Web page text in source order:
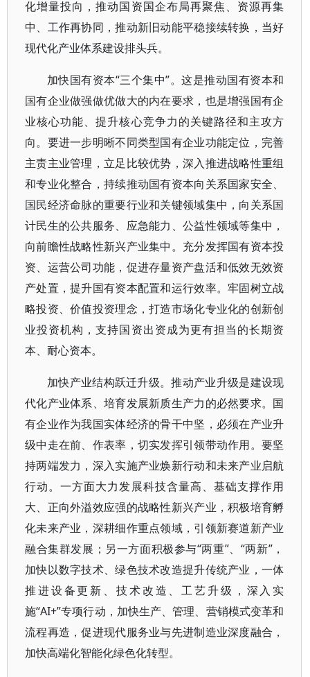
化增量投向，推动国资国企布局再聚焦、资源再集
中、工作再协同，推动新旧动能平稳接续转换，当好
现代化产业体系建设排头兵。
加快国有资本“三个集中”。这是推动国有资本和
国有企业做强做优做大的内在要求，也是增强国有企
业核心功能、提升核心竞争力的关键路径和主攻方
向。要进一步明晰不同类型国有企业功能定位，完善
主责主业管理，立足比较优势，深入推进战略性重组
和专业化整合，持续推动国有资本向关系国家安全、
国民经济命脉的重要行业和关键领域集中，向关系国
计民生的公共服务、应急能力、公益性领域等集中，
向前瞻性战略性新兴产业集中。充分发挥国有资本投
资、运营公司功能，促进存量资产盘活和低效无效资
产处置，提升国有资本配置和运行效率。牢固树立战
略投资、价值投资理念，打造市场化专业化的创新创
业投资机构，支持国资出资成为更有担当的长期资
本、耐心资本。
加快产业结构跃迁升级。推动产业升级是建设现
代化产业体系、培育发展新质生产力的必然要求。国
有企业作为我国实体经济的骨干中坚，必须在产业升
级中走在前、作表率，切实发挥引领带动作用。要坚
持两端发力，深入实施产业焕新行动和未来产业启航
行动。一方面大力发展科技含量高、基础支撑作用
大、正向外溢效应强的战略性新兴产业，积极培育孵
化未来产业，深耕细作重点领域，引领新赛道新产业
融合集群发展；另一方面积极参与“两重”、“两新”，
加快以数字技术、绿色技术改造提升传统产业，一体
推进设备更新、技术改造、工艺升级，深入实
施“AI+”专项行动，加快生产、管理、营销模式变革和
流程再造，促进现代服务业与先进制造业深度融合，
加快高端化智能化绿色化转型。